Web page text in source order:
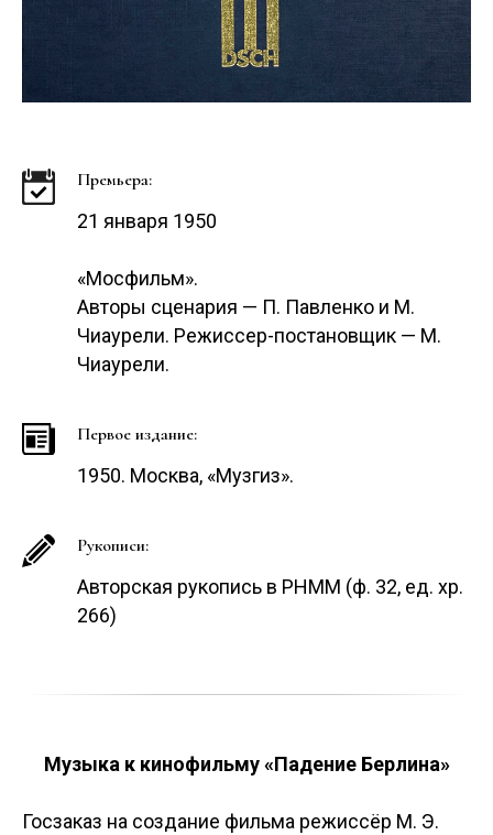
Премьера:
21 января 1950
«Мосфильм».
Авторы сценария — П. Павленко и М.
Чиаурели. Режиссер-постановщик — М.
Чиаурели.
Первое издание:
1950. Москва, «Музгиз».
Рукописи:
Авторская рукопись в РНММ (ф. 32, ед. хр.
266)
Музыка к кинофильму «Падение Берлина»
Госзаказ на создание фильма режиссёр М. Э.